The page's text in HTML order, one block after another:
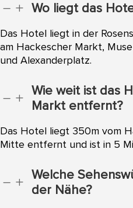
K L Wo liegt das
Das Hotel liegt in der
am Hackescher Markt,
und Alexanderplatz.
K L
Wie weit ist das
Markt entfernt?
Das Hotel liegt 350m vom
Mitte entfernt und ist in 5
K L
Welche
der Nähe?